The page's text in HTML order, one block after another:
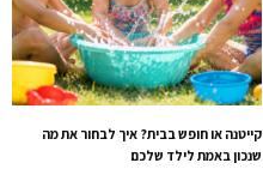
קייטנה או חופש בבית? איך לבחור את מה
שנכון באמת לילד שלכם